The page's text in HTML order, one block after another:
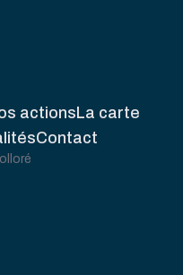
actions La carte
Contact